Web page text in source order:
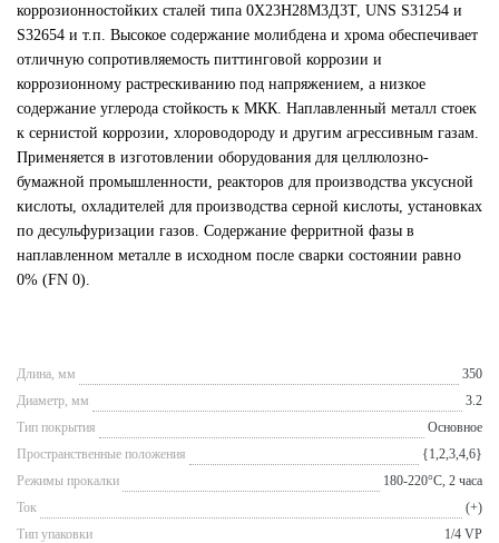
коррозионностойких сталей типа 0Х23Н28М3Д3Т, UNS S31254 и
S32654 и т.п. Высокое содержание молибдена и хрома обеспечивает
отличную сопротивляемость питтинговой коррозии и
коррозионному растрескиванию под напряжением, а низкое
содержание углерода стойкость к МКК. Наплавленный металл стоек
к сернистой коррозии, хлороводороду и другим агрессивным газам.
Применяется в изготовлении оборудования для целлюлозно-
бумажной промышленности, реакторов для производства уксусной
кислоты, охладителей для производства серной кислоты, установках
по десульфуризации газов. Содержание ферритной фазы в
наплавленном металле в исходном после сварки состоянии равно
0% (FN 0).
Длина, мм
350
Диаметр, мм
3.2
Тип покрытия
Основное
Пространственные положения
{1,2,3,4,6}
Режимы прокалки
180-220°С, 2 часа
Ток
(+)
Тип упаковки
1/4 VP